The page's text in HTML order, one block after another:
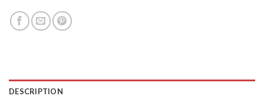
DESCRIPTION